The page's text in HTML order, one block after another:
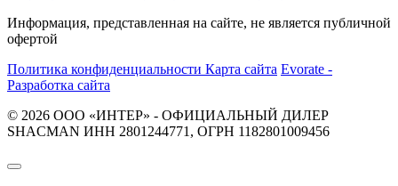
Информация, представленная на сайте, не является публичной
офертой
Политика конфиденциальности Карта сайта Evorate -
Разработка сайта
© 2026 ООО «ИНТЕР» - ОФИЦИАЛЬНЫЙ ДИЛЕР
SHACMAN ИНН 2801244771, ОГРН 1182801009456